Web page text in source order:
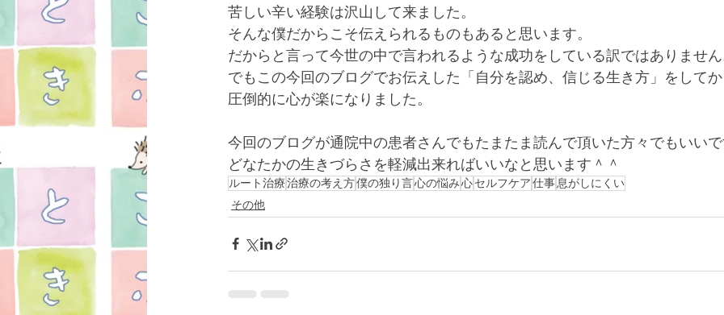
苦しい辛い経験は沢山して来ました。
そんな僕だからこそ伝えられるものもあると思います。
だからと言って今世の中で言われるような成功をしている訳ではありませ
でもこの今回のブログでお伝えした「自分を認め、信じる生き方」をして
圧倒的に心が楽になりました。
今回のブログが通院中の患者さんでもたまたま読んで頂いた方々でもいい
どなたかの生きづらさを軽減出来ればいいなと思います＾＾
ルート治療治療の考え方僕の独り言心の悩み心セルフケア仕事息がしにくい
その他